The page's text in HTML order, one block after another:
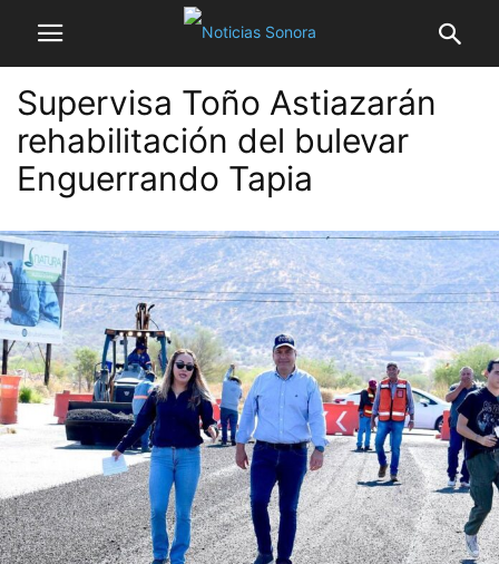
Supervisa Toño Astiazarán
rehabilitación del bulevar
Enguerrando Tapia